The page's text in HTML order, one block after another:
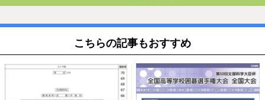
こちらの記事もおすすめ